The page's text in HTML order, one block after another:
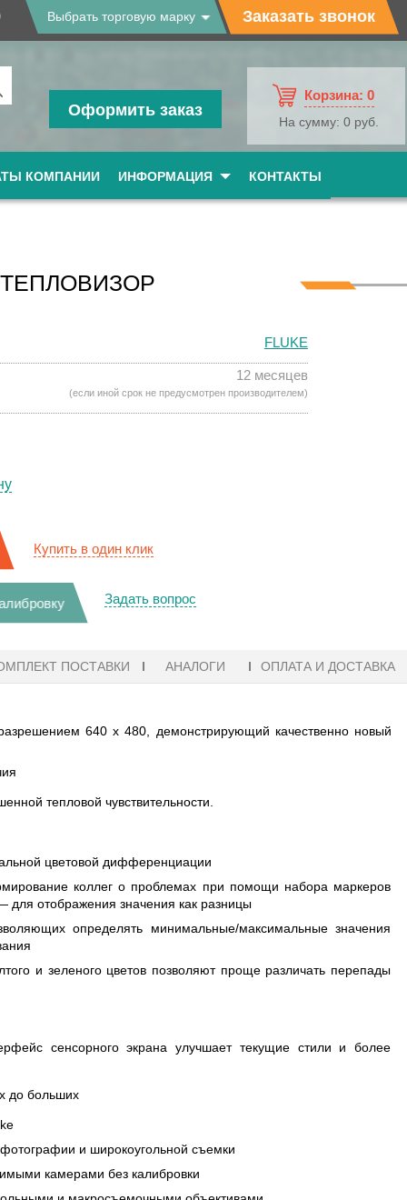
Выбрать торговую марку Заказать звонок
Оформить заказ
Корзина: 0
На сумму: 0 руб.
КОМПАНИИ ИНФОРМАЦИЯ КОНТАКТЫ
ТЕПЛОВИЗОР
FLUKE
12 месяцев
(если иной срок не предусмотрен производителем)
Купить в один клик
Задать вопрос
ПОСТАВКИ АНАЛОГИ ОПЛАТА И ДОСТАВКА
640 x 480, демонстрирующий качественно новый
тепловой чувствительности.
цветовой дифференциации
коллег о проблемах при помощи набора маркеров
для отображения значения как разницы
определять минимальные/максимальные значения
и зеленого цветов позволяют проще различать перепады
сенсорного экрана улучшает текущие стили и более
до больших
и широкоугольной съемки
камерами без калибровки